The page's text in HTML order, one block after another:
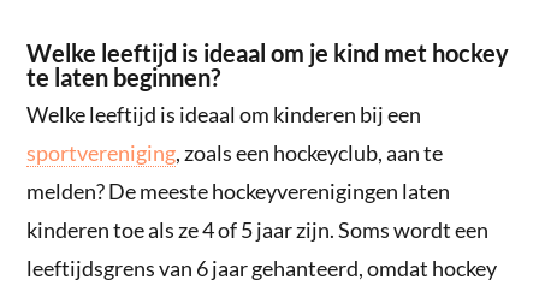
Welke leeftijd is ideaal om je kind met hockey
te laten beginnen?
Welke leeftijd is ideaal om kinderen bij een
sportvereniging, zoals een hockeyclub, aan te
melden? De meeste hockeyverenigingen laten
kinderen toe als ze 4 of 5 jaar zijn. Soms wordt een
leeftijdsgrens van 6 jaar gehanteerd, omdat hockey